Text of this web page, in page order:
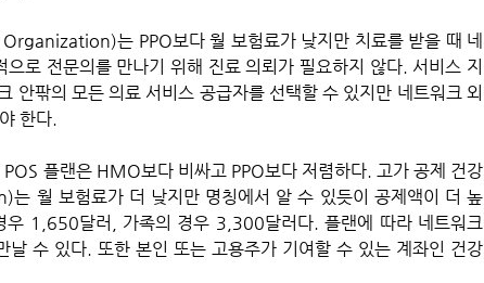
로 전문의를 만나기 위해 진료 의뢰가 필요하지 않다. 서비스 지
팎의 모든 의료 서비스 공급자를 선택할 수 있지만 네트워크 외
한다.
플랜은 HMO보다 비싸고 PPO보다 저렴하다. 고가 공제 건강
월 보험료가 더 낮지만 명칭에서 알 수 있듯이 공제액이 더 높
1,650달러, 가족의 경우 3,300달러다. 플랜에 따라 네트워크
날 수 있다. 또한 본인 또는 고용주가 기여할 수 있는 계좌인 건강